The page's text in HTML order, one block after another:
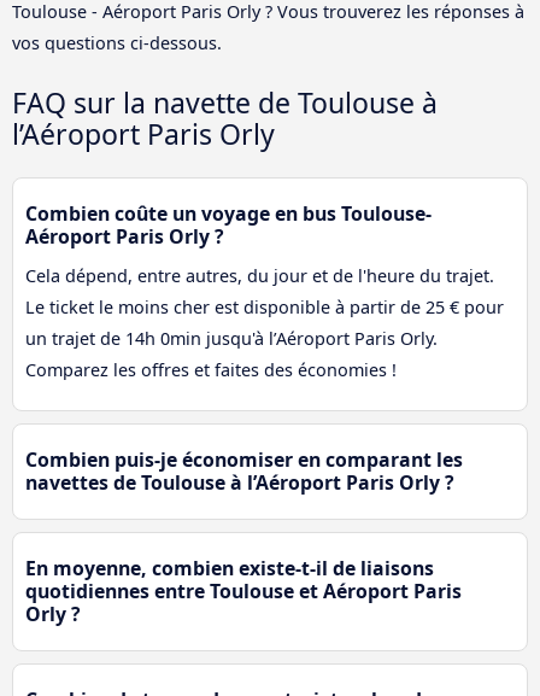
Toulouse - Aéroport Paris Orly ? Vous trouverez les réponses à
vos questions ci-dessous.
FAQ sur la navette de Toulouse à
l’Aéroport Paris Orly
Combien coûte un voyage en bus Toulouse-
Aéroport Paris Orly ?
Cela dépend, entre autres, du jour et de l'heure du trajet.
Le ticket le moins cher est disponible à partir de 25 € pour
un trajet de 14h 0min jusqu'à l’Aéroport Paris Orly.
Comparez les offres et faites des économies !
Combien puis-je économiser en comparant les
navettes de Toulouse à l’Aéroport Paris Orly ?
En moyenne, combien existe-t-il de liaisons
quotidiennes entre Toulouse et Aéroport Paris
Orly ?